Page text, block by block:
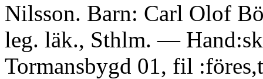
Nilsson. Barn: Carl Olof
leg. läk., Sthlm. —
Tormansbygd 01, fil